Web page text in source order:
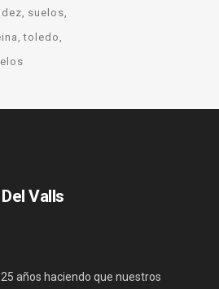
suelos
toledo
Valls
años haciendo que nuestros